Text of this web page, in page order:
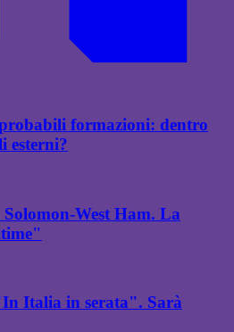
formazioni: dentro
esterni?
West Ham. La
Italia in serata". Sarà